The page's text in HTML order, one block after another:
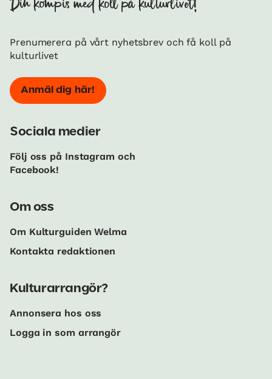
Din kompis med koll på kulturlivet!
Prenumerera på vårt nyhetsbrev och få koll på
kulturlivet
Anmäl dig här!
Sociala medier
Följ oss på Instagram och
Facebook!
Om oss
Om Kulturguiden Welma
Kontakta redaktionen
Kulturarrangör?
Annonsera hos oss
Logga in som arrangör